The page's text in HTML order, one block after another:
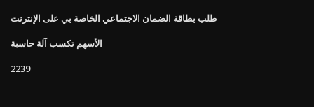
طلب بطاقة الضمان الاجتماعي الخاصة بي على الإنترنت
الأسهم تكسب آلة حاسبة
2239